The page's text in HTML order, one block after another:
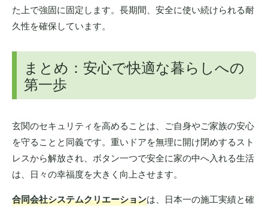
た上で強固に固定します。長期間、安全に使い続けられる耐
久性を確保しています。
まとめ：安心で快適な暮らしへの
第一歩
玄関のセキュリティを高めることは、ご自身やご家族の安心
を守ることと同義です。重いドアを無理に開け閉めするスト
レスから解放され、ボタン一つで安全に家の中へ入れる生活
は、日々の幸福度を大きく向上させます。
合同会社システムクリエーションは、日本一の施工実績と確